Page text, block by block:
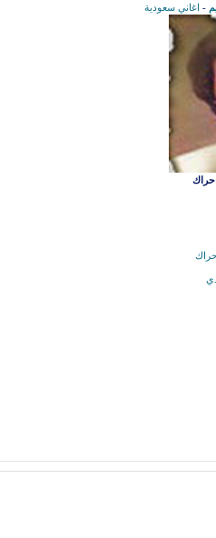
- اغاني سعودية